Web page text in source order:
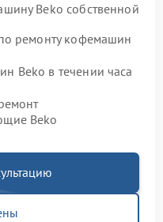
Beko собственной
ремонту кофемашин
Beko в течении часа
Beko